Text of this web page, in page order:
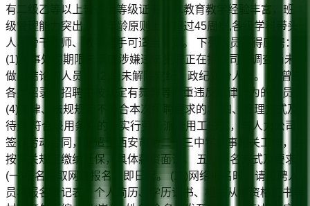
有二级乙等以上普通话等级证书。 3.教育教学经验丰富，班
级管理能力突出。 4.年龄原则上不超过45周岁,各级学科带头
人、骨干教师、教学能手可适当放宽。 下列人员不得应聘：
(1)刑事处罚期限未满或涉嫌违法犯罪正在接受司法调查尚未
做出结论的人员。 (2)尚未解除党纪、政纪处分人员。 (3)曾在
各类招录、招聘中被认定有舞弊等严重违反纪律行为的人员。
(4)法律、法规规定不符合本次招聘要求的。 四、管理方式及
待遇 符合录用条件的，实行劳务派遣用工形式，与人力公司
签订劳动合同，派遣至西安市第二十三中学从事相关工作，并
按有关规定缴纳社保，具体薪资面议。 五、报名方式及要求
(一)报名采取网络报名，即日起。 (二)网络报名时，请应聘人
员将报名登记表、个人简历、学历证书、相关从业资格证书等